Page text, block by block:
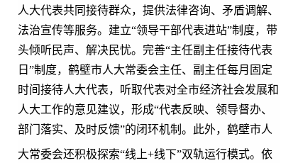
人大代表共同接待群众，提供法律咨询、矛盾调解、
法治宣传等服务。建立“领导干部代表进站”制度，带
头倾听民声、解决民忧。完善“主任副主任接待代表
日”制度，鹤壁市人大常委会主任、副主任每月固定
时间接待人大代表，听取代表对全市经济社会发展和
人大工作的意见建议，形成“代表反映、领导督办、
部门落实、及时反馈”的闭环机制。此外，鹤壁市人
大常委会还积极探索“线上+线下”双轨运行模式。依